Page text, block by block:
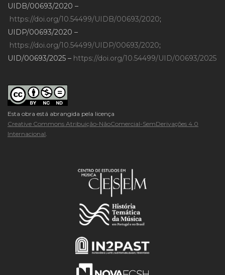
UIDB/00693/2020 –
https://doi.org/10.54499/UIDB/00693/2020;
UIDP/00693/2020 –
https://doi.org/10.54499/UIDP/00693/2020;
UID/00693/2025 – https://doi.org/10.54499/UID/00693/2025
Esta obra está abrangida pela licença
Creative Commons Atribuição-NãoComercial-SemDerivações 4.0
Internacional